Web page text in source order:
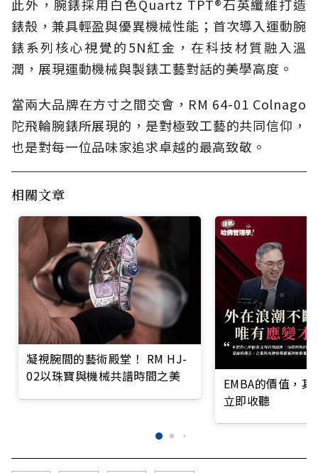
此外，腕錶採用白色Quartz TPT®石英纖維打造
錶殼，兼具輕盈與優異機械性能；首次導入運動腕
錶系列核心視覺的5N紅金，在科技材質融入溫
潤，展現運動機械與製錶工藝對話的美學高度。
當兩大品牌在方寸之間交會，RM 64-01 Colnago
陀飛輪腕錶所展現的，是對極致工藝的共同信仰，
也是對每一位品味家追求卓越的最高致敬。
相關文章
凝視腕間的藝術殿堂！ RM HJ-
02以珠寶與機械共譜時間之美
EMBA的價值，
立即收聽